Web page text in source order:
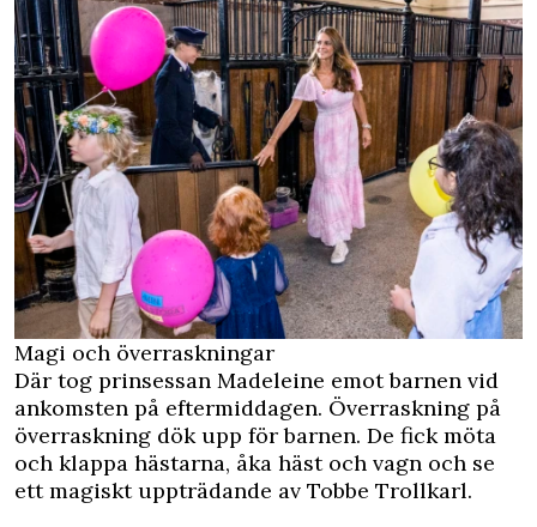
Magi och överraskningar
Där tog prinsessan Madeleine emot barnen vid
ankomsten på eftermiddagen. Överraskning på
överraskning dök upp för barnen. De fick möta
och klappa hästarna, åka häst och vagn och se
ett magiskt uppträdande av Tobbe Trollkarl.